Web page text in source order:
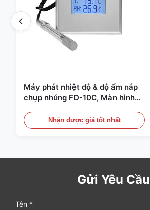
Máy phát nhiệt độ & độ ẩm nắp
chụp nhúng FD-10C, Màn hình
Nhận được giá tốt nhất
Gửi Yêu Cầu
Tên *